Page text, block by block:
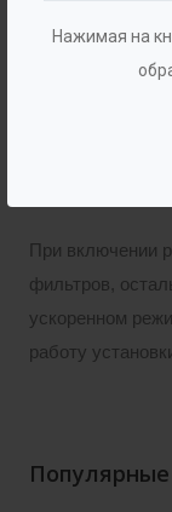
Нажимая на
ток воды из
поднимаю
очищая их от
При включении
фильтров,
ускоренном
работу